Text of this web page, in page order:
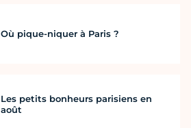
Où pique-niquer à Paris ?
Les petits bonheurs parisiens en
août